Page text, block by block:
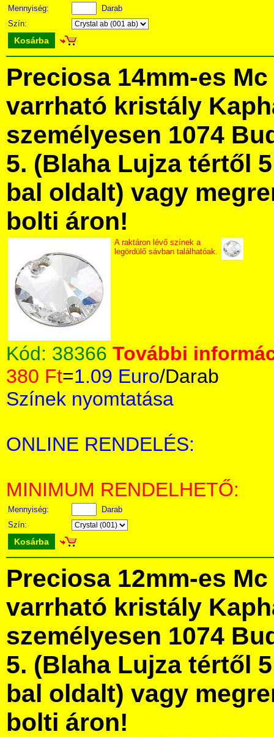
Mennyiség:
Darab
Szín:
Kosárba
Preciosa 14mm-es
varrható kristály
személyesen 1074
5. (Blaha Lujza tértől
bal oldalt) vagy
bolti áron!
A raktáron lévő színek a
legördülő sávban találhatóak.
Kód: 38366 További
380 Ft=1.09 Euro/Darab
Színek nyomtatása
ONLINE RENDELÉS:
MINIMUM RENDELHETŐ:
Mennyiség:
Darab
Szín:
Kosárba
Preciosa 12mm-es
varrható kristály
személyesen 1074
5. (Blaha Lujza tértől
bal oldalt) vagy
bolti áron!